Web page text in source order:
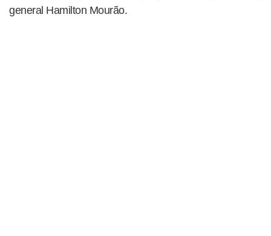
general Hamilton Mourão.